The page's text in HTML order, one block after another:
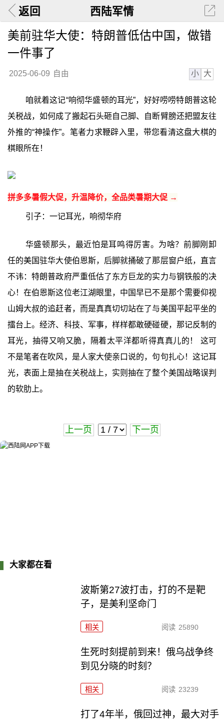
返回 西陆军情
美前驻华大使：特朗普低估中国，做错
一件事了
2025-06-09 自由 小 大
咱就着这记“响彻华盛顿的耳光”，好好唠唠特朗普这轮
关税战，如何成了搬起石头砸自己脚、自断臂膀还把盟友往
外推的“神操作”。笔者力求鞭辟入里，带您看清这盘大棋的
棋眼所在！
拼多多暑假大促，升温降价，全品类暑期大促 →
引子：一记耳光，响彻华府
华盛顿那头，最近怕是耳鸣得厉害。为啥？前脚刚卸
任的美国驻华大使伯恩斯，后脚就捅破了那层窗户纸，直言
不讳：特朗普政府严重低估了东方巨龙的实力与钢铁般的决
心！在伯恩斯这位老江湖眼里，中国早已不是那个需要仰视
山姆大叔的追赶者，而是真真切切站在了与美国平起平坐的
擂台上。经济、科技、军事，样样都敢硬碰硬，那记反制的
耳光，抽得又响又脆，隔着太平洋都听得真真儿的！ 这可
不是笔者在吹风，是人家大使亲口说的，句句扎心！这记耳
光，表面上是抽在关税战上，实则抽在了整个美国战略误判
的软肋上。
上一页 下一页
大家都在看
波斯第27波打击，打的不是靶
子，是美利坚命门
相关 阅读 25890
生死时刻提前到来！俄乌战争终
到见分晓的时刻？
相关 阅读 23239
打了4年半，俄回过神，最大对手